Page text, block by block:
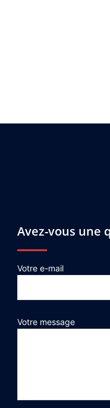
Avez-vous une
Votre e-mail
Votre message